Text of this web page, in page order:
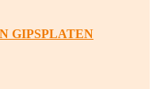
GIPSPLATEN